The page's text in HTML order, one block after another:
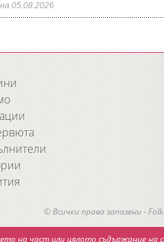
на 05.08.2026
© Всички права запазени -
на част или цялото съдържание на